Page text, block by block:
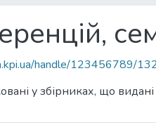
handle/123456789/
у збірниках, що